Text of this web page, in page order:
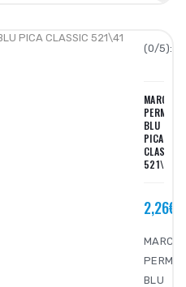
(0/5):
BLU
PICA
CLASSIC
521\41
2,26€
BLU